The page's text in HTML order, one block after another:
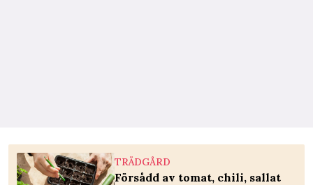
TRÄDGÅRD
Försådd av tomat, chili, sallat